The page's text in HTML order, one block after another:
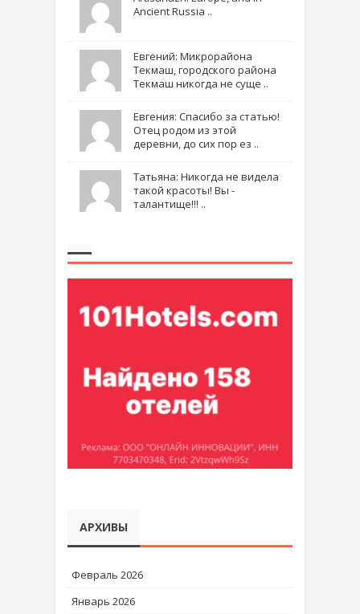
Ancient Russia ..
Евгений: Микрорайона
Текмаш, городского района
Текмаш никогда не суще ..
Евгения: Спасибо за статью!
Отец родом из этой
деревни, до сих пор ез ..
Татьяна: Никогда не видела
такой красоты! Вы -
талантище!!! ..
АРХИВЫ
Февраль 2026
Январь 2026